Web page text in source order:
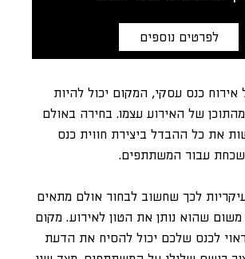
לפרטים נוספים
כנס עסקי, המקום יכול להיות
של האירוע עצמו. בחירה באולם
את כל ההבדל ביצירת חווית כנס
עבור המשתתפים.
לכך שחשוב לבחור אולם מתאים
שהוא נותן את הטון לאירוע. מקום
לכנס שלכם יכול להסיח את הדעת